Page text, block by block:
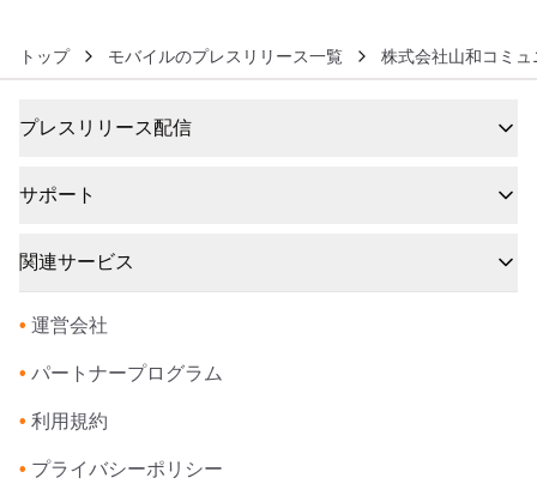
トップ モバイルのプレスリリース一覧 株式会社山和コミ
プレスリリース配信
サポート
関連サービス
• 運営会社
• パートナープログラム
• 利用規約
• プライバシーポリシー